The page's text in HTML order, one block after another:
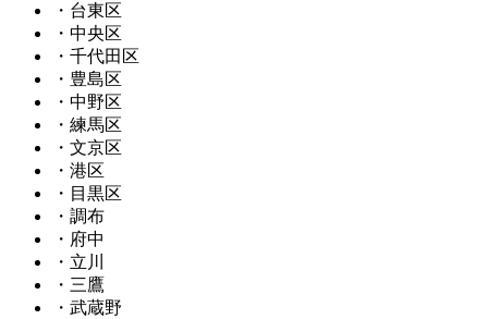
・台東区
・中央区
・千代田区
・豊島区
・中野区
・練馬区
・文京区
・港区
・目黒区
・調布
・府中
・立川
・三鷹
・武蔵野